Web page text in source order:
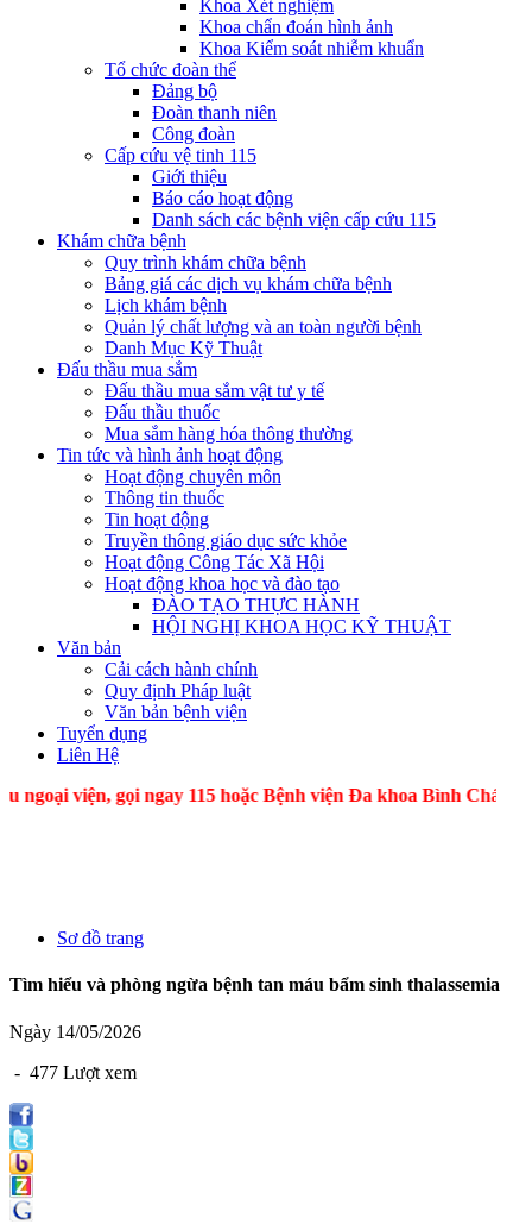
Khoa Xét nghiệm
Khoa chẩn đoán hình ảnh
Khoa Kiểm soát nhiễm khuẩn
Tổ chức đoàn thể
Đảng bộ
Đoàn thanh niên
Công đoàn
Cấp cứu vệ tinh 115
Giới thiệu
Báo cáo hoạt động
Danh sách các bệnh viện cấp cứu 115
Khám chữa bệnh
Quy trình khám chữa bệnh
Bảng giá các dịch vụ khám chữa bệnh
Lịch khám bệnh
Quản lý chất lượng và an toàn người bệnh
Danh Mục Kỹ Thuật
Đấu thầu mua sắm
Đấu thầu mua sắm vật tư y tế
Đấu thầu thuốc
Mua sắm hàng hóa thông thường
Tin tức và hình ảnh hoạt động
Hoạt động chuyên môn
Thông tin thuốc
Tin hoạt động
Truyền thông giáo dục sức khỏe
Hoạt động Công Tác Xã Hội
Hoạt động khoa học và đào tạo
ĐÀO TẠO THỰC HÀNH
HỘI NGHỊ KHOA HỌC KỸ THUẬT
Văn bản
Cải cách hành chính
Quy định Pháp luật
Văn bản bệnh viện
Tuyển dụng
Liên Hệ
gọi ngay 115 hoặc Bệnh viện Đa khoa Bình Chánh: (028)
Sơ đồ trang
Tìm hiểu và phòng ngừa bệnh tan máu bẩm sinh thalassemia
Ngày 14/05/2026
- 477 Lượt xem